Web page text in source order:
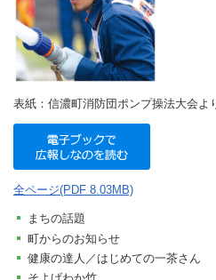
表紙：信濃町消防団ポンプ操法大会よ
全ページ(PDF 8.03MB)
まちの話題
町からのお知らせ
健康の達人／はじめての一茶さん